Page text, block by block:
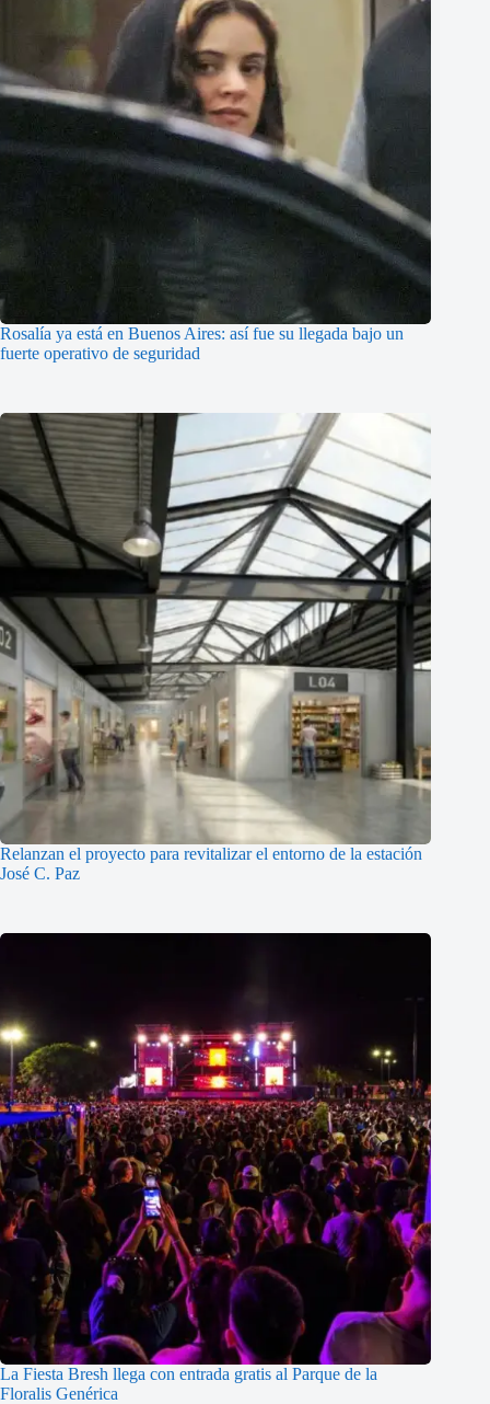
Rosalía ya está en Buenos Aires: así fue su llegada bajo un
fuerte operativo de seguridad
Relanzan el proyecto para revitalizar el entorno de la estación
José C. Paz
La Fiesta Bresh llega con entrada gratis al Parque de la
Floralis Genérica